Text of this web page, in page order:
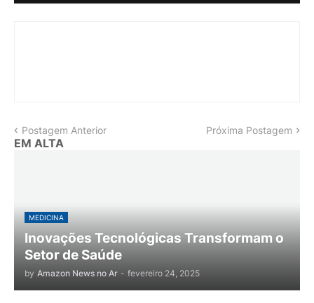
Postagem Anterior Próxima Postagem
EM ALTA
MEDICINA
Inovações Tecnológicas Transformam o
Setor de Saúde
by Amazon News no Ar - fevereiro 24, 2025